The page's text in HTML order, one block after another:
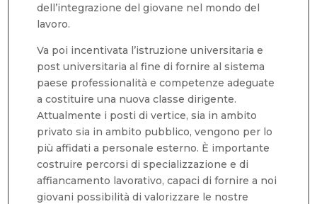
dell’integrazione del giovane nel mondo del
lavoro.
Va poi incentivata l’istruzione universitaria e
post universitaria al fine di fornire al sistema
paese professionalità e competenze adeguate
a costituire una nuova classe dirigente.
Attualmente i posti di vertice, sia in ambito
privato sia in ambito pubblico, vengono per lo
più affidati a personale esterno. È importante
costruire percorsi di specializzazione e di
affiancamento lavorativo, capaci di fornire a noi
giovani possibilità di valorizzare le nostre